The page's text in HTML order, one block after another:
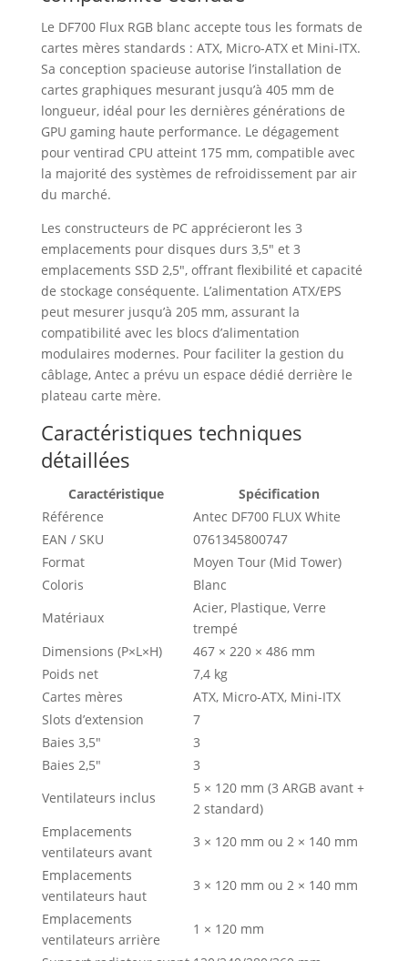
Le DF700 Flux RGB blanc accepte tous les formats de
cartes mères standards : ATX, Micro-ATX et Mini-ITX.
Sa conception spacieuse autorise l’installation de
cartes graphiques mesurant jusqu’à 405 mm de
longueur, idéal pour les dernières générations de
GPU gaming haute performance. Le dégagement
pour ventirad CPU atteint 175 mm, compatible avec
la majorité des systèmes de refroidissement par air
du marché.
Les constructeurs de PC apprécieront les 3
emplacements pour disques durs 3,5″ et 3
emplacements SSD 2,5″, offrant flexibilité et capacité
de stockage conséquente. L’alimentation ATX/EPS
peut mesurer jusqu’à 205 mm, assurant la
compatibilité avec les blocs d’alimentation
modulaires modernes. Pour faciliter la gestion du
câblage, Antec a prévu un espace dédié derrière le
plateau carte mère.
Caractéristiques techniques
détaillées
Caractéristique
Spécification
Référence
Antec DF700 FLUX White
EAN / SKU
0761345800747
Format
Moyen Tour (Mid Tower)
Coloris
Blanc
Matériaux
Acier, Plastique, Verre
trempé
Dimensions (P×L×H)
467 × 220 × 486 mm
Poids net
7,4 kg
Cartes mères
ATX, Micro-ATX, Mini-ITX
Slots d’extension
7
Baies 3,5″
3
Baies 2,5″
3
Ventilateurs inclus
5 × 120 mm (3 ARGB avant +
2 standard)
Emplacements
ventilateurs avant
3 × 120 mm ou 2 × 140 mm
Emplacements
ventilateurs haut
3 × 120 mm ou 2 × 140 mm
Emplacements
ventilateurs arrière
1 × 120 mm